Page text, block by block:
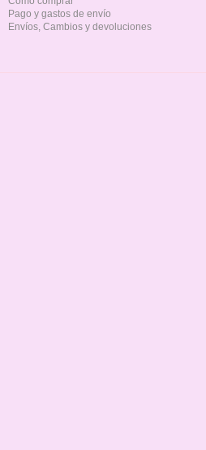
Pago y gastos de envío
Envíos, Cambios y devoluciones